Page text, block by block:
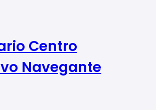
Centro
Navegante